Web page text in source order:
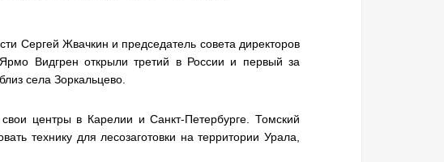
Сергей Жвачкин и председатель совета директоров
Видгрен открыли третий в России и первый за
села Зоркальцево.
центры в Карелии и Санкт-Петербурге. Томский
технику для лесозаготовки на территории Урала,